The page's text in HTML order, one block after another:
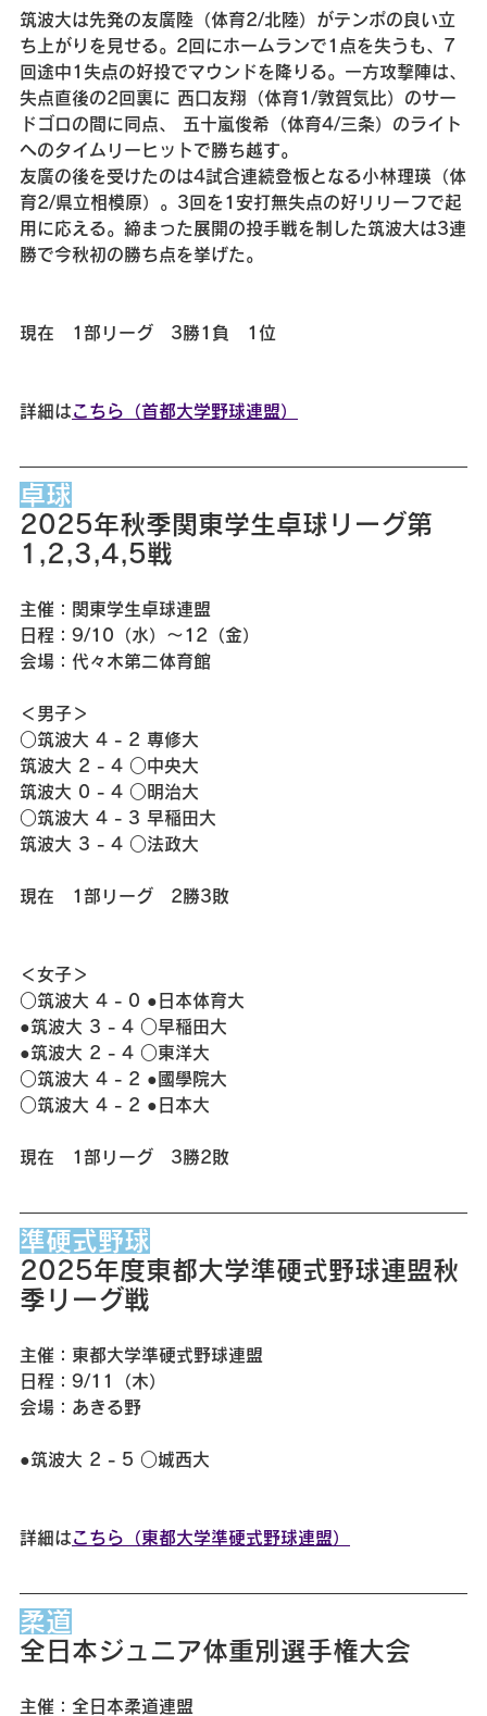
筑波大は先発の友廣陸（体育2/北陸）がテンポの良い立
ち上がりを見せる。2回にホームランで1点を失うも、7
回途中1失点の好投でマウンドを降りる。一方攻撃陣は、
失点直後の2回裏に 西口友翔（体育1/敦賀気比）のサー
ドゴロの間に同点、 五十嵐俊希（体育4/三条）のライト
へのタイムリーヒットで勝ち越す。
友廣の後を受けたのは4試合連続登板となる小林理瑛（体
育2/県立相模原）。3回を1安打無失点の好リリーフで起
用に応える。締まった展開の投手戦を制した筑波大は3連
勝で今秋初の勝ち点を挙げた。
現在　1部リーグ　3勝1負　1位
詳細はこちら（首都大学野球連盟）
卓球
2025年秋季関東学生卓球リーグ第
1,2,3,4,5戦
主催：関東学生卓球連盟
日程：9/10（水）〜12（金）
会場：代々木第二体育館
＜男子＞
○筑波大 4 - 2 専修大
筑波大 2 - 4 ○中央大
筑波大 0 - 4 ○明治大
○筑波大 4 - 3 早稲田大
筑波大 3 - 4 ○法政大
現在　1部リーグ　2勝3敗
＜女子＞
○筑波大 4 - 0 ●日本体育大
●筑波大 3 - 4 ○早稲田大
●筑波大 2 - 4 ○東洋大
○筑波大 4 - 2 ●國學院大
○筑波大 4 - 2 ●日本大
現在　1部リーグ　3勝2敗
準硬式野球
2025年度東都大学準硬式野球連盟秋
季リーグ戦
主催：東都大学準硬式野球連盟
日程：9/11（木）
会場：あきる野
●筑波大 2 - 5 ○城西大
詳細はこちら（東都大学準硬式野球連盟）
柔道
全日本ジュニア体重別選手権大会
主催：全日本柔道連盟